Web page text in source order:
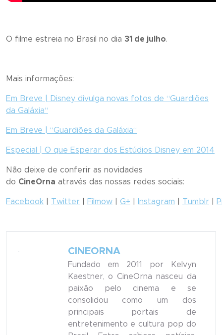
O filme estreia no Brasil no dia 31 de julho.
Mais informações:
Em Breve | Disney divulga novas fotos de “Guardiões
da Galáxia“
Em Breve | “Guardiões da Galáxia“
Especial | O que Esperar dos Estúdios Disney em 2014
Não deixe de conferir as novidades
do CineOrna através das nossas redes sociais:
Facebook Twitter Filmow G+ Instagram Tumblr
CINEORNA
Fundado em 2011 por Kelvyn
Kaestner, o CineOrna nasceu da
paixão pelo cinema e se
consolidou como um dos
principais portais de
entretenimento e cultura pop do